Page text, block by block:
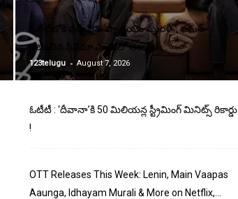
ఓటీటీలోకి వచ్చేసిన ‘హృదయం మురళీ’.. థమన్
నటించిన సినిమా ఎందులో అంటే!
123telugu - August 7, 2026
ఓటీటీ : ‘దీవానా’కి 50 మిలియన్ల స్ట్రీమింగ్ మినిట్స్ రికార్డు
!
OTT Releases This Week: Lenin, Main Vaapas
Aaunga, Idhayam Murali & More on Netflix,...